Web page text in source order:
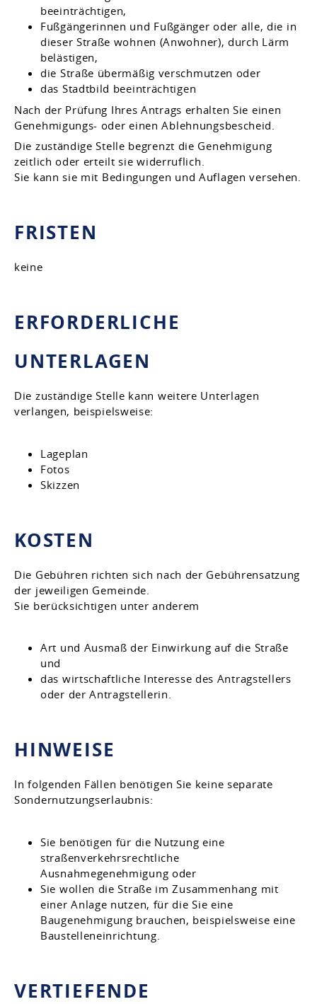
beeinträchtigen,
Fußgängerinnen und Fußgänger oder alle, die in
dieser Straße wohnen (Anwohner), durch Lärm
belästigen,
die Straße übermäßig verschmutzen oder
das Stadtbild beeinträchtigen
Nach der Prüfung Ihres Antrags erhalten Sie einen
Genehmigungs- oder einen Ablehnungsbescheid.
Die zuständige Stelle begrenzt die Genehmigung
zeitlich oder erteilt sie widerruflich.
Sie kann sie mit Bedingungen und Auflagen versehen.
FRISTEN
keine
ERFORDERLICHE
UNTERLAGEN
Die zuständige Stelle kann weitere Unterlagen
verlangen, beispielsweise:
Lageplan
Fotos
Skizzen
KOSTEN
Die Gebühren richten sich nach der Gebührensatzung
der jeweiligen Gemeinde.
Sie berücksichtigen unter anderem
Art und Ausmaß der Einwirkung auf die Straße
und
das wirtschaftliche Interesse des Antragstellers
oder der Antragstellerin.
HINWEISE
In folgenden Fällen benötigen Sie keine separate
Sondernutzungserlaubnis:
Sie benötigen für die Nutzung eine
straßenverkehrsrechtliche
Ausnahmegenehmigung oder
Sie wollen die Straße im Zusammenhang mit
einer Anlage nutzen, für die Sie eine
Baugenehmigung brauchen, beispielsweise eine
Baustelleneinrichtung.
VERTIEFENDE